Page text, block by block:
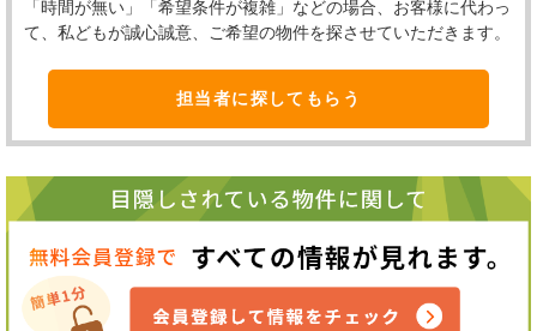
「時間が無い」「希望条件が複雑」などの場合、お客様に代わっ
て、私どもが誠心誠意、ご希望の物件を探させていただきます。
担当者に探してもらう